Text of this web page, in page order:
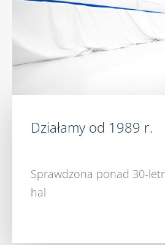
Działamy od 1989 r.
Sprawdzona ponad 30-
hal